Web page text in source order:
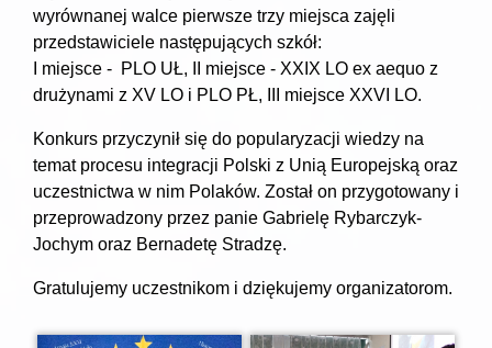
wyrównanej walce pierwsze trzy miejsca zajęli
przedstawiciele następujących szkół:
I miejsce - PLO UŁ, II miejsce - XXIX LO ex aequo z
drużynami z XV LO i PLO PŁ, III miejsce XXVI LO.
Konkurs przyczynił się do popularyzacji wiedzy na
temat procesu integracji Polski z Unią Europejską oraz
uczestnictwa w nim Polaków. Został on przygotowany i
przeprowadzony przez panie Gabrielę Rybarczyk-
Jochym oraz Bernadetę Stradzę.
Gratulujemy uczestnikom i dziękujemy organizatorom.